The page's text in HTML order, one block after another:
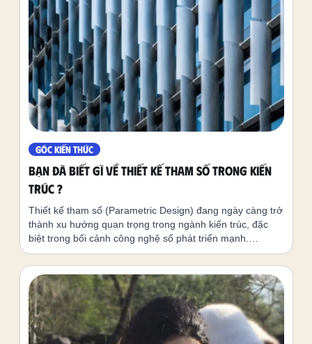
GÓC KIẾN THỨC
Bạn đã biết gì về Thiết kế Tham số trong kiến
trúc ?
Thiết kế tham số (Parametric Design) đang ngày càng trở
thành xu hướng quan trọng trong ngành kiến trúc, đặc
biệt trong bối cảnh công nghệ số phát triển mạnh.
Phương pháp này không chỉ giúp tạo ra các thiết kế phức
tạp mà còn hỗ trợ tối ưu hóa hiệu suất công trình, giảm
lãng phí vật liệu và nâng cao tính bền vững.